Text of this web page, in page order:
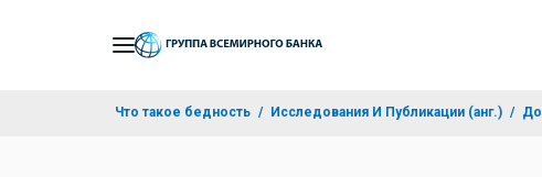
Что такое бедность Исследования И Публикации (анг.)